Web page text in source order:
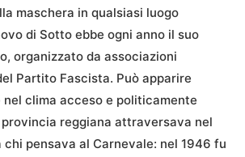
maschera in qualsiasi luogo
di Sotto ebbe ogni anno il suo
organizzato da associazioni
Partito Fascista. Può apparire
nel clima acceso e politicamente
reggiana attraversava nel
chi pensava al Carnevale: nel 1946 fu